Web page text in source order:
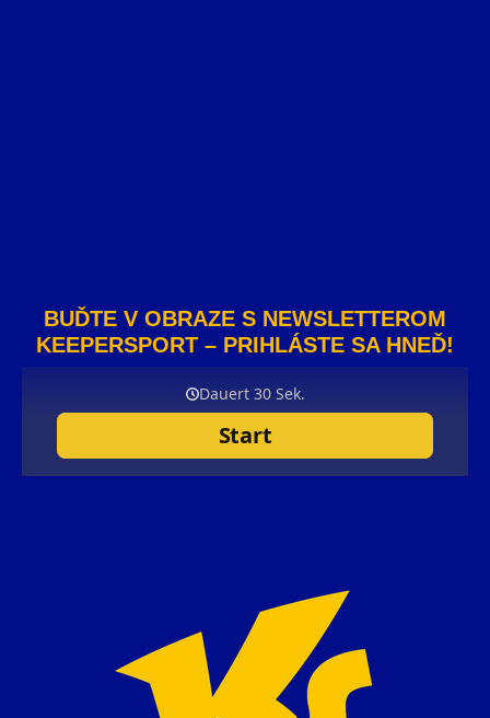
BUĎTE V OBRAZE S NEWSLETTEROM
KEEPERSPORT – PRIHLÁSTE SA HNEĎ!